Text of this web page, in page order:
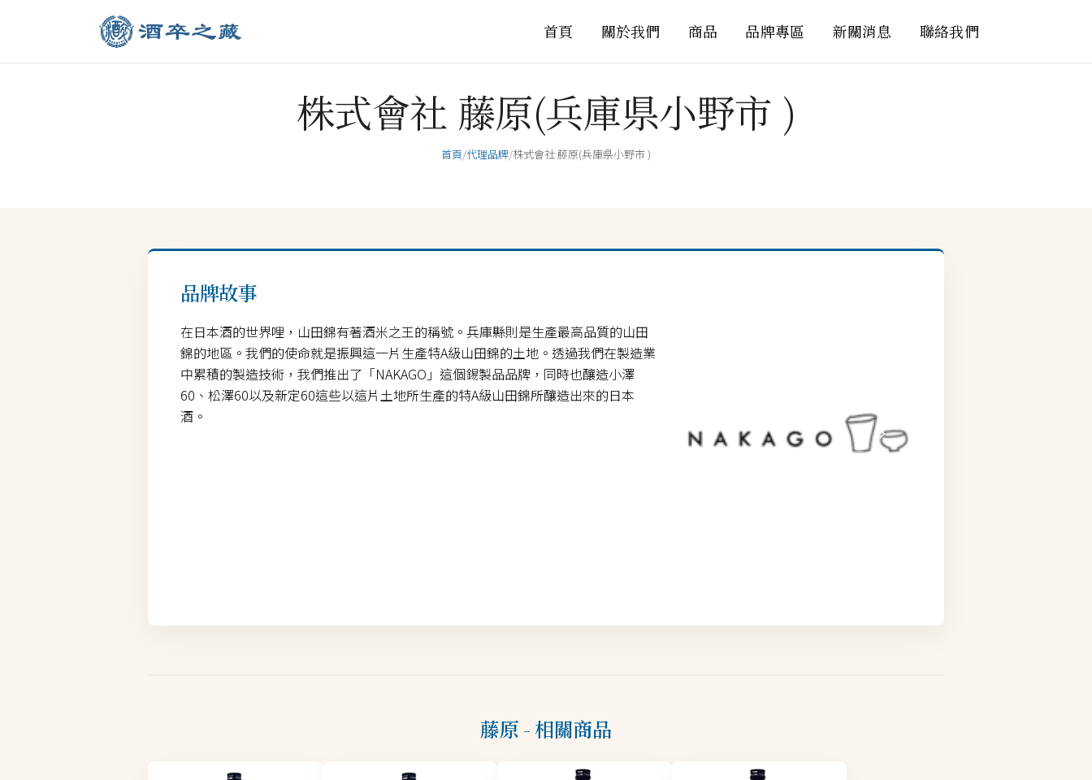
首頁 關於我們 商品 品牌專區 新關消息 聯絡我們
株式會社 藤原(兵庫県小野市 )
首頁/代理品牌/株式會社 藤原(兵庫県小野市 )
品牌故事
在日本酒的世界哩，山田錦有著酒米之王的稱號。兵庫縣則是生產最高品質的山田
錦的地區。我們的使命就是振興這一片生產特A級山田錦的土地。透過我們在製造業
中累積的製造技術，我們推出了「NAKAGO」這個錫製品品牌，同時也釀造小澤
60、松澤60以及新定60這些以這片土地所生產的特A級山田錦所釀造出來的日本
酒。
藤原 - 相關商品